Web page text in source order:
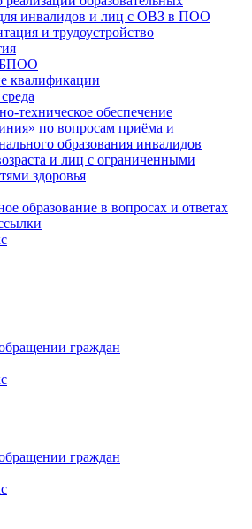
инвалидов и лиц с ОВЗ в ПОО
и трудоустройство
БПОО
квалификации
техническое обеспечение
по вопросам приёма и
образования инвалидов
и лиц с ограниченными
здоровья
образование в вопросах и ответах
граждан
граждан